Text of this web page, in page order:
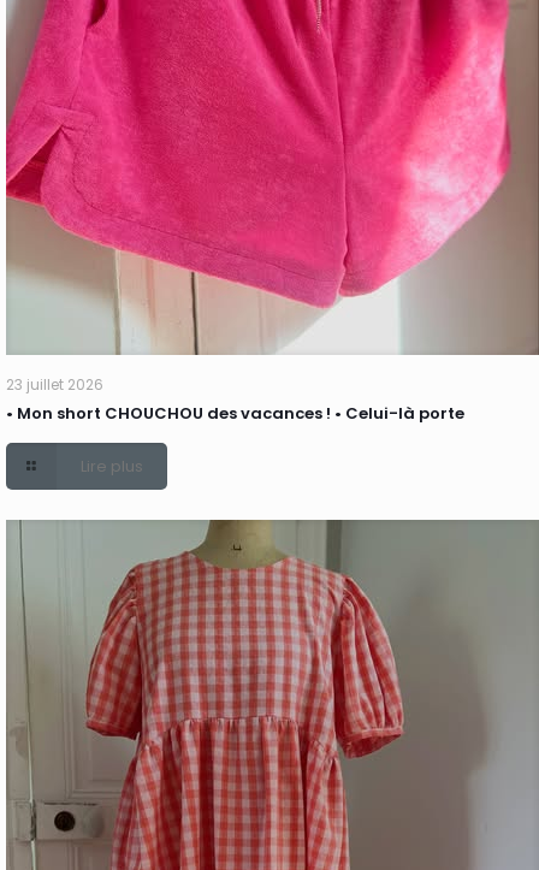
23 juillet 2026
• Mon short CHOUCHOU des vacances ! • Celui-là porte
Lire plus